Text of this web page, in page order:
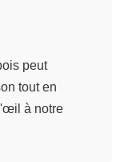
peut
tout en
à notre